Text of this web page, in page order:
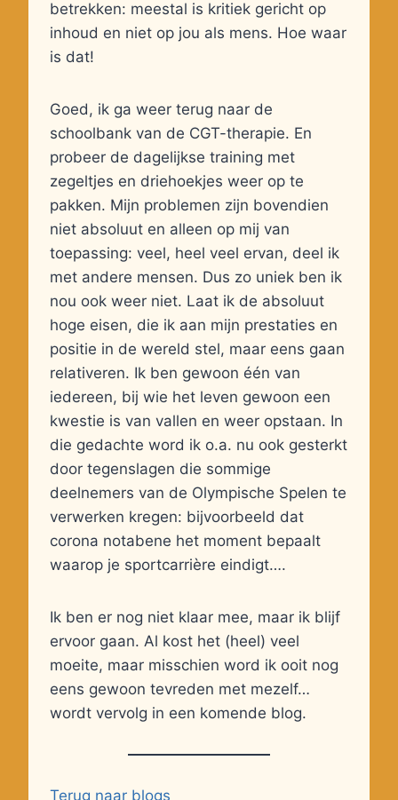
betrekken: meestal is kritiek gericht op
inhoud en niet op jou als mens. Hoe waar
is dat!
Goed, ik ga weer terug naar de
schoolbank van de CGT-therapie. En
probeer de dagelijkse training met
zegeltjes en driehoekjes weer op te
pakken. Mijn problemen zijn bovendien
niet absoluut en alleen op mij van
toepassing: veel, heel veel ervan, deel ik
met andere mensen. Dus zo uniek ben ik
nou ook weer niet. Laat ik de absoluut
hoge eisen, die ik aan mijn prestaties en
positie in de wereld stel, maar eens gaan
relativeren. Ik ben gewoon één van
iedereen, bij wie het leven gewoon een
kwestie is van vallen en weer opstaan. In
die gedachte word ik o.a. nu ook gesterkt
door tegenslagen die sommige
deelnemers van de Olympische Spelen te
verwerken kregen: bijvoorbeeld dat
corona notabene het moment bepaalt
waarop je sportcarrière eindigt….
Ik ben er nog niet klaar mee, maar ik blijf
ervoor gaan. Al kost het (heel) veel
moeite, maar misschien word ik ooit nog
eens gewoon tevreden met mezelf…
wordt vervolg in een komende blog.
Terug naar blogs